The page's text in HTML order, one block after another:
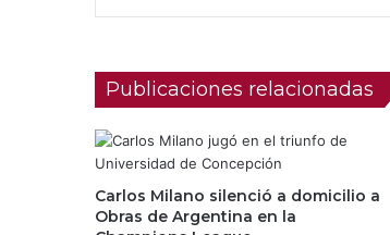
Publicaciones relacionadas
Carlos Milano silenció a domicilio a
Obras de Argentina en la